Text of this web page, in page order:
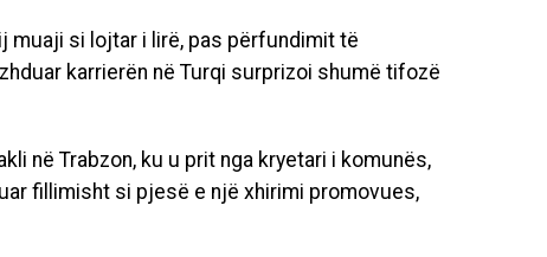
muaji si lojtar i lirë, pas përfundimit të
karrierën në Turqi surprizoi shumë tifozë
në Trabzon, ku u prit nga kryetari i komunës,
fillimisht si pjesë e një xhirimi promovues,